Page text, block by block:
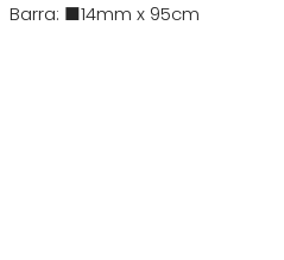
Barra: ■14mm x 95cm